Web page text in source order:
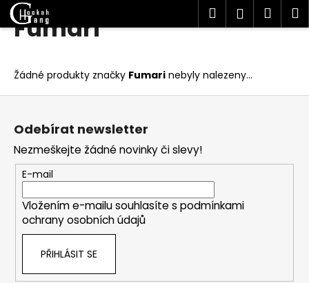
Přejít
Hledat
Fumari
Žádné produkty značky Fumari nebyly nalezeny...
K
o Zpět
Zpět
C
o
o
t
ř
e
b
u
Z
Odebírat newsletter
Nezmeškejte žádné novinky či slevy!
E-mail
Vložením e-mailu souhlasíte s podmínkami
ochrany osobních údajů
PŘIHLÁSIT SE